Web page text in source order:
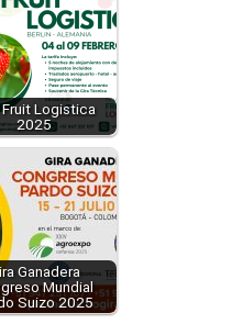
Fruit Logistica
2025
Ganadera
Mundial
Suizo 2025